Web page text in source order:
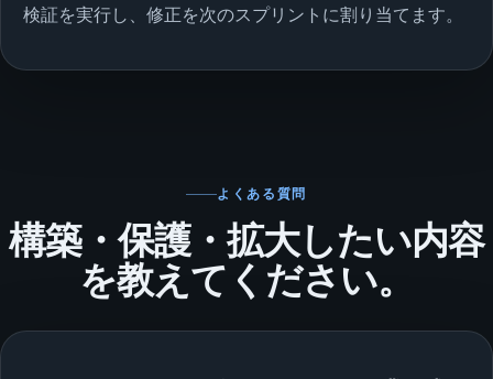
検証を実行し、修正を次のスプリントに割り当てます。
よくある質問
構築・保護・拡大したい内容
を教えてください。